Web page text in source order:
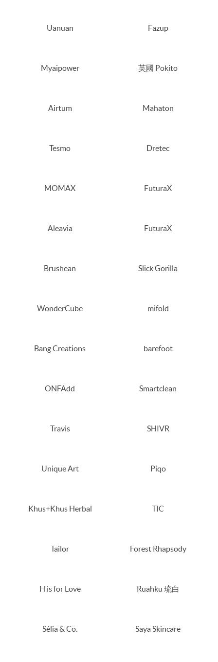
Uanuan Fazup
Myaipower 英國 Pokito
Airtum Mahaton
Tesmo Dretec
MOMAX FuturaX
Aleavia FuturaX
Brushean Slick Gorilla
WonderCube mifold
Bang Creations barefoot
ONFAdd Smartclean
Travis SHIVR
Unique Art Piqo
Khus+Khus Herbal TIC
Tailor Forest Rhapsody
H is for Love Ruahku 琉白
Sélia & Co. Saya Skincare